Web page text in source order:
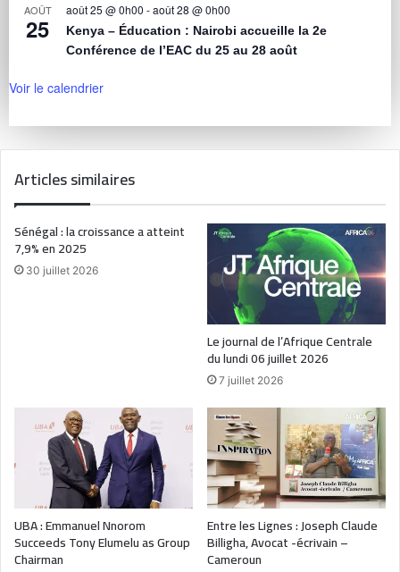
AOÛT
25
août 25 @ 0h00 -août 28 @ 0h00
Kenya – Éducation : Nairobi accueille la 2e
Conférence de l’EAC du 25 au 28 août
Voir le calendrier
Articles similaires
Sénégal : la croissance a atteint
7,9% en 2025
30 juillet 2026
Le journal de l’Afrique Centrale
du lundi 06 juillet 2026
7 juillet 2026
UBA : Emmanuel Nnorom
Succeeds Tony Elumelu as Group
Chairman
Entre les Lignes : Joseph Claude
Billigha, Avocat -écrivain –
Cameroun